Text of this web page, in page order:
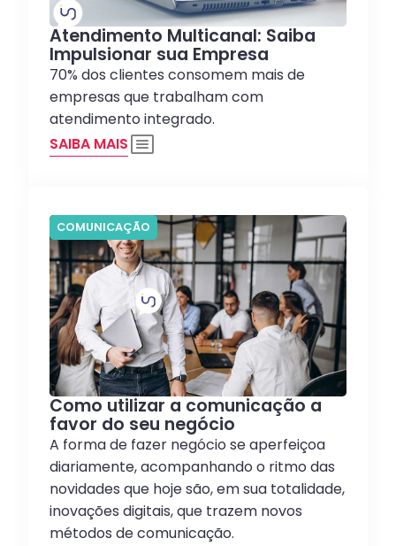
Atendimento Multicanal: Saiba
Impulsionar sua Empresa
70% dos clientes consomem mais de
empresas que trabalham com
atendimento integrado.
SAIBA MAIS
COMUNICAÇÃO
Como utilizar a comunicação a
favor do seu negócio
A forma de fazer negócio se aperfeiçoa
diariamente, acompanhando o ritmo das
novidades que hoje são, em sua totalidade,
inovações digitais, que trazem novos
métodos de comunicação.